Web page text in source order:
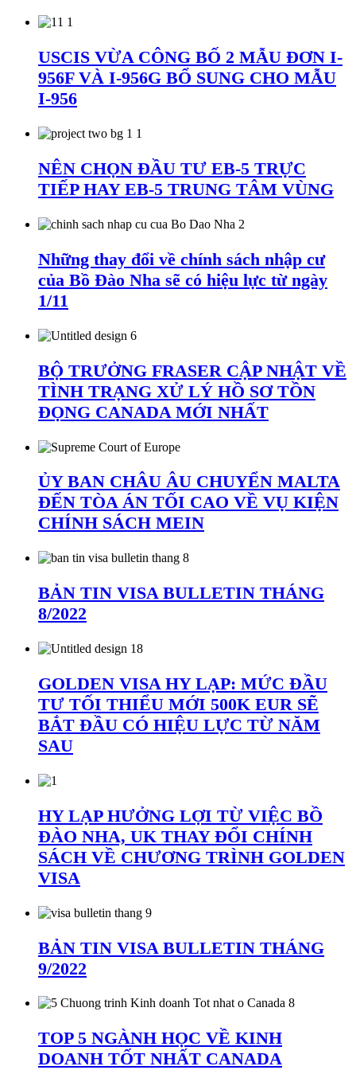
USCIS VỪA CÔNG BỐ 2 MẪU ĐƠN I-
956F VÀ I-956G BỔ SUNG CHO MẪU
I-956
NÊN CHỌN ĐẦU TƯ EB-5 TRỰC
TIẾP HAY EB-5 TRUNG TÂM VÙNG
Những thay đổi về chính sách nhập cư
của Bồ Đào Nha sẽ có hiệu lực từ ngày
1/11
BỘ TRƯỞNG FRASER CẬP NHẬT VỀ
TÌNH TRẠNG XỬ LÝ HỒ SƠ TỒN
ĐỌNG CANADA MỚI NHẤT
ỦY BAN CHÂU ÂU CHUYỂN MALTA
ĐẾN TÒA ÁN TỐI CAO VỀ VỤ KIỆN
CHÍNH SÁCH MEIN
BẢN TIN VISA BULLETIN THÁNG
8/2022
GOLDEN VISA HY LẠP: MỨC ĐẦU
TƯ TỐI THIỂU MỚI 500K EUR SẼ
BẮT ĐẦU CÓ HIỆU LỰC TỪ NĂM
SAU
HY LẠP HƯỞNG LỢI TỪ VIỆC BỒ
ĐÀO NHA, UK THAY ĐỔI CHÍNH
SÁCH VỀ CHƯƠNG TRÌNH GOLDEN
VISA
BẢN TIN VISA BULLETIN THÁNG
9/2022
TOP 5 NGÀNH HỌC VỀ KINH
DOANH TỐT NHẤT CANADA